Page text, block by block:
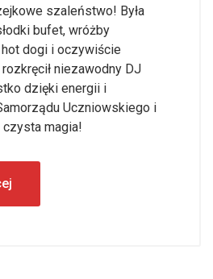
szaleństwo! Była
bufet, wróżby
dogi i oczywiście
niezawodny DJ
dzięki energii i
Uczniowskiego i
magia!